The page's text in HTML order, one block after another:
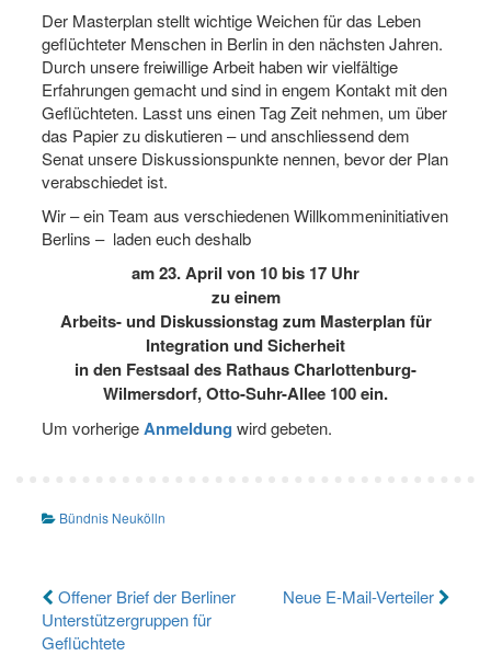
Der Masterplan stellt wichtige Weichen für das Leben
geflüchteter Menschen in Berlin in den nächsten Jahren.
Durch unsere freiwillige Arbeit haben wir vielfältige
Erfahrungen gemacht und sind in engem Kontakt mit den
Geflüchteten. Lasst uns einen Tag Zeit nehmen, um über
das Papier zu diskutieren – und anschliessend dem
Senat unsere Diskussionspunkte nennen, bevor der Plan
verabschiedet ist.
Wir – ein Team aus verschiedenen Willkommeninitiativen
Berlins – laden euch deshalb
am 23. April von 10 bis 17 Uhr
zu einem
Arbeits- und Diskussionstag zum Masterplan für
Integration und Sicherheit
in den Festsaal des Rathaus Charlottenburg-
Wilmersdorf, Otto-Suhr-Allee 100 ein.
Um vorherigeAnmeldung wird gebeten.
Bündnis Neukölln
Beitragsnavigation
Offener Brief der Berliner
Unterstützergruppen für
Geflüchtete
Neue E-Mail-Verteiler